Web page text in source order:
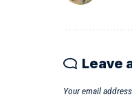
Leave
Your email